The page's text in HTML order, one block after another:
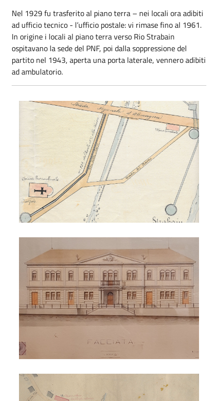
Nel 1929 fu trasferito al piano terra – nei locali ora adibiti
ad ufficio tecnico - l’ufficio postale: vi rimase fino al 1961.
In origine i locali al piano terra verso Rio Strabain
ospitavano la sede del PNF, poi dalla soppressione del
partito nel 1943, aperta una porta laterale, vennero adibiti
ad ambulatorio.
Municipio - casa Belfi
Municipio 1897